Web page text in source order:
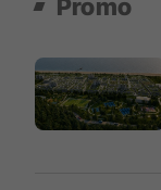
Promo